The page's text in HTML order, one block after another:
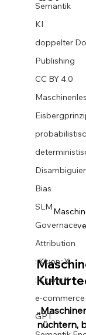
Semantik
KI
doppelter
Publishing
CC BY 4.0
Bias
SLM
Governace
Attribution
::KI::on::X
::KI::on::X
e-commerce
GPT
nüchtern,